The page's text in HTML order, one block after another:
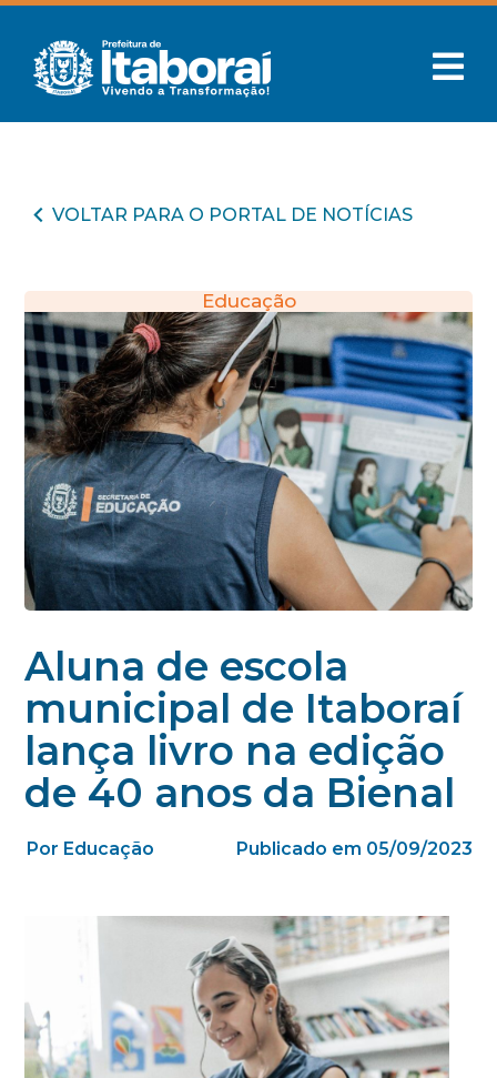
VOLTAR PARA O PORTAL DE NOTÍCIAS
Educação
Aluna de escola
municipal de Itaboraí
lança livro na edição
de 40 anos da Bienal
Por Educação Publicado em 05/09/2023